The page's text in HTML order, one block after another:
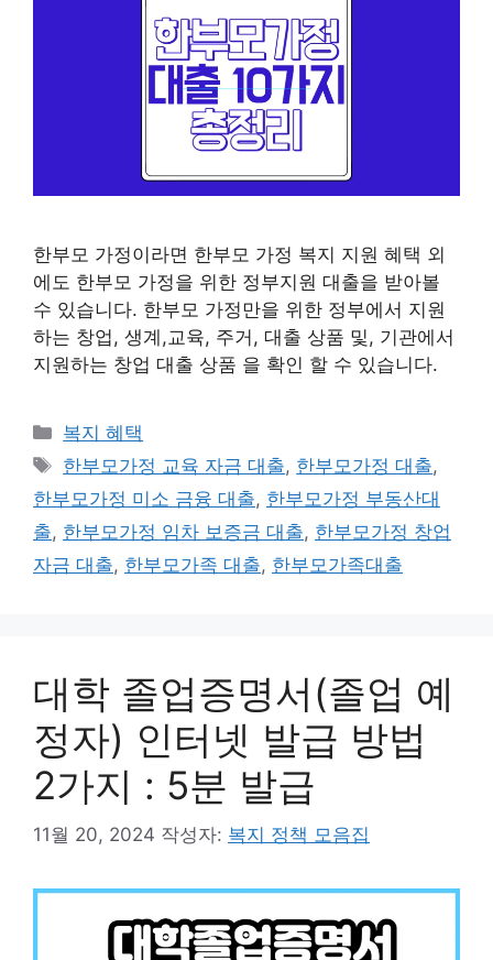
한부모 가정이라면 한부모 가정 복지 지원 혜택 외
에도 한부모 가정을 위한 정부지원 대출을 받아볼
수 있습니다. 한부모 가정만을 위한 정부에서 지원
하는 창업, 생계,교육, 주거, 대출 상품 및, 기관에서
지원하는 창업 대출 상품 을 확인 할 수 있습니다.
카
테
리
복지 혜택
태
그
한부모가정 교육 자금 대출, 한부모가정 대출,
한부모가정 미소 금융 대출, 한부모가정 부동산대
출, 한부모가정 임차 보증금 대출, 한부모가정 창업
자금 대출, 한부모가족 대출, 한부모가족대출
대학 졸업증명서(졸업 예
정자) 인터넷 발급 방법
2가지 : 5분 발급
11월 20, 2024 작성자: 복지 정책 모음집